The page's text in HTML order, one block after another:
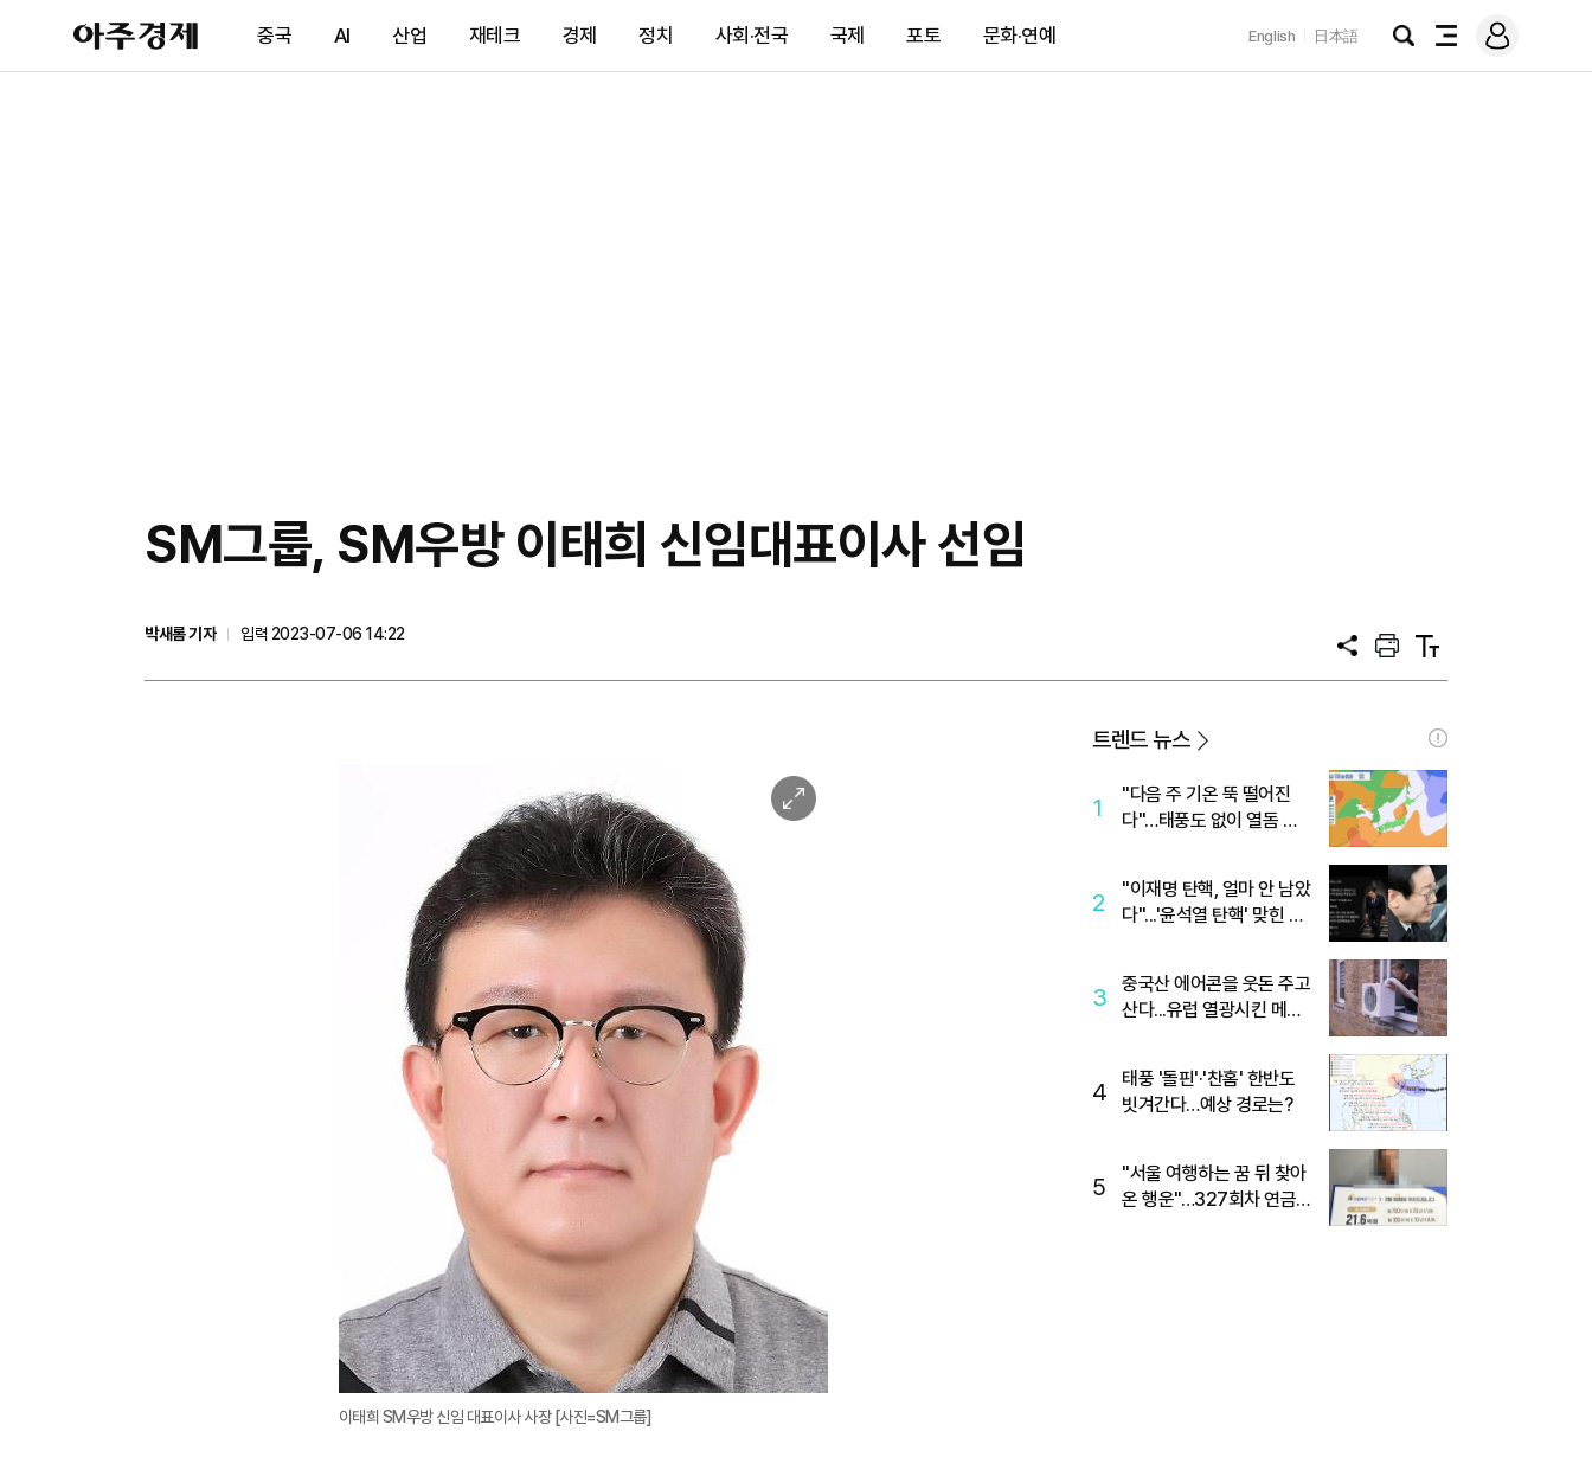
아
주
제
중국 AI 산업 재테크 경제 정치 사회·전국 국제 포토 문화·연예 English 日本語
검
전
메
그
​SM그룹, SM우방 이태희 신임대표이사 선임
박새롬 기자
입력 2023-07-06 14:22
공
프
트
텍
트
이
미
이태희 SM우방 신임 대표이사 사장 [사진=SM그룹]
트렌드 뉴스
1
"다음 주 기온 뚝 떨어진
다"…태풍도 없이 열돔 박
2
"이재명 탄핵, 얼마 안 남았
다"...'윤석열 탄핵' 맞힌 무
3
중국산 에어콘을 웃돈 주고
산다...유럽 열광시킨 메이
4
태풍 '돌핀'·'찬홈' 한반도
빗겨간다…예상 경로는?
5
"서울 여행하는 꿈 뒤 찾아
온 행운"…327회차 연금